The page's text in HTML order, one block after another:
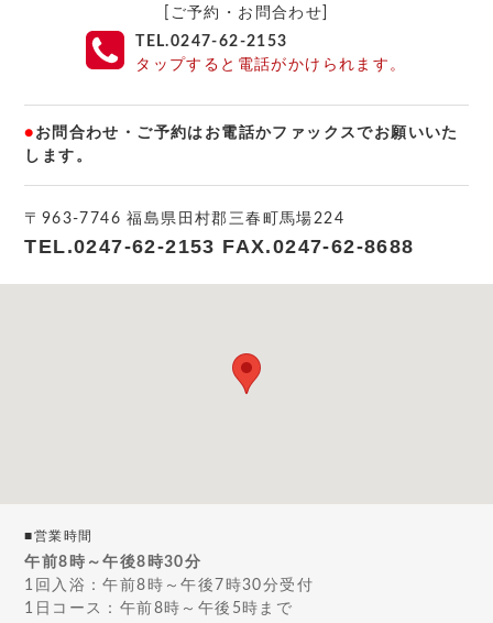
[ご予約・お問合わせ]
TEL.0247-62-2153
タップすると電話がかけられます。
● お問合わせ・ご予約はお電話かファックスでお願いいた
します。
〒963-7746 福島県田村郡三春町馬場224
TEL.0247-62-2153 FAX.0247-62-8688
■営業時間
午前8時～午後8時30分
1回入浴：午前8時～午後7時30分受付
1日コース：午前8時～午後5時まで